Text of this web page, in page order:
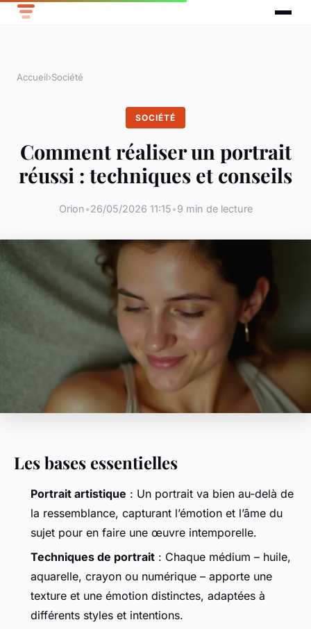
Accueil›Société
SOCIÉTÉ
Comment réaliser un portrait
réussi : techniques et conseils
Orion•26/05/2026 11:15•9 min de lecture
Les bases essentielles
Portrait artistique : Un portrait va bien au-delà de
la ressemblance, capturant l’émotion et l’âme du
sujet pour en faire une œuvre intemporelle.
Techniques de portrait : Chaque médium – huile,
aquarelle, crayon ou numérique – apporte une
texture et une émotion distinctes, adaptées à
différents styles et intentions.